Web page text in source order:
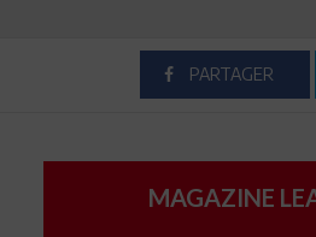
PARTAGER
MAGAZINE